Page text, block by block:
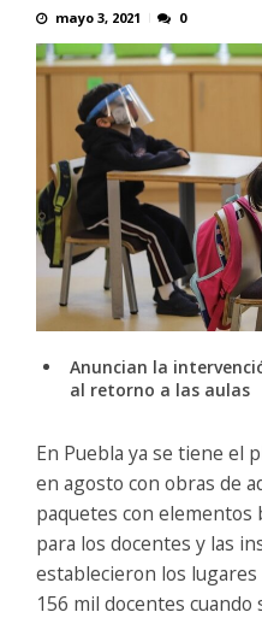
mayo 3, 2021 0
Anuncian la
al retorno a las aulas
En Puebla ya se tiene el
en agosto con obras de
paquetes con elementos
para los docentes y las
establecieron los lugares
156 mil docentes cuando